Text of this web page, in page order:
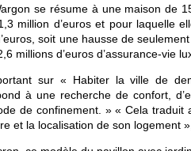
se résume à une maison de
million d’euros et pour laquelle
soit une hausse de
millions d’euros d’assurance-vie
sur « Habiter la ville de
à une recherche de confort,
de confinement. » « Cela traduit
et la localisation de son logement